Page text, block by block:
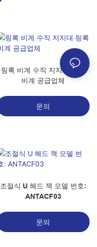
링록 비계 수직 지지대 링록
비계 공급업체
문의
조절식 U 헤드 잭 모델 번호:
ANTACF03
문의